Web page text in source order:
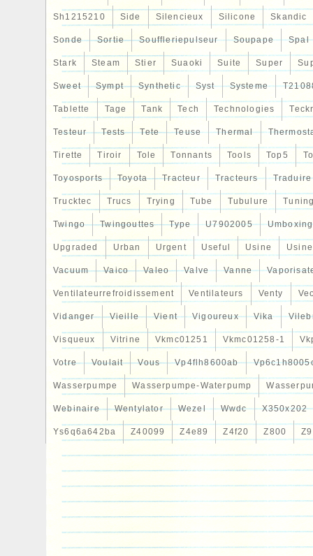
Sh1215210 Side Silencieux Silicone Skandic
Sonde Sortie Souffleriepulseur Soupape Spal
Stark Steam Stier Suaoki Suite Super
Sweet Sympt Synthetic Syst Systeme
Tablette Tage Tank Tech Technologies
Testeur Tests Tete Teuse Thermal
Tirette Tiroir Tole Tonnants Tools Top5
Toyosports Toyota Tracteur Tracteurs Traduire
Trucktec Trucs Trying Tube Tubulure
Twingo Twingouttes Type U7902005 Umboxing
Upgraded Urban Urgent Useful Usine
Vacuum Vaico Valeo Valve Vanne
Ventilateurrefroidissement Ventilateurs Venty
Vidanger Vieille Vient Vigoureux Vika
Visqueux Vitrine Vkmc01251 Vkmc01258-1
Votre Voulait Vous Vp4flh8600ab
Wasserpumpe Wasserpumpe-Waterpump
Webinaire Wentylator Wezel Wwdc X350x202
Ys6q6a642ba Z40099 Z4e89 Z4f20 Z800